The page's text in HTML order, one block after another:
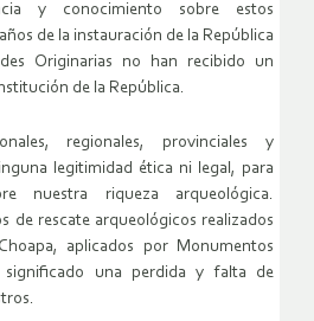
y conocimiento sobre estos
de la instauración de la República
Originarias no han recibido un
de la República.
regionales, provinciales y
legitimidad ética ni legal, para
nuestra riqueza arqueológica.
de rescate arqueológicos realizados
aplicados por Monumentos
significado una perdida y falta de